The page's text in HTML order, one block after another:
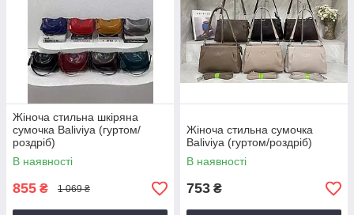
Жіноча стильна шкіряна
сумочка Baliviya (гуртом/
роздріб)
В наявності
855 ₴ 1 069 ₴
Жіноча стильна сумочка
Baliviya (гуртом/роздріб)
В наявності
753 ₴